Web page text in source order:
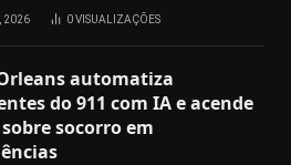
2026 0VISUALIZAÇÕES
automatiza
do 911 com IA e acende
socorro em